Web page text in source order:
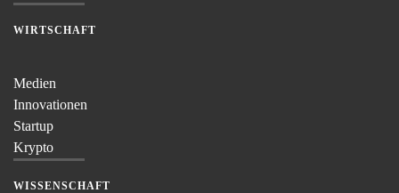
WIRTSCHAFT
Medien
Innovationen
Startup
Krypto
WISSENSCHAFT